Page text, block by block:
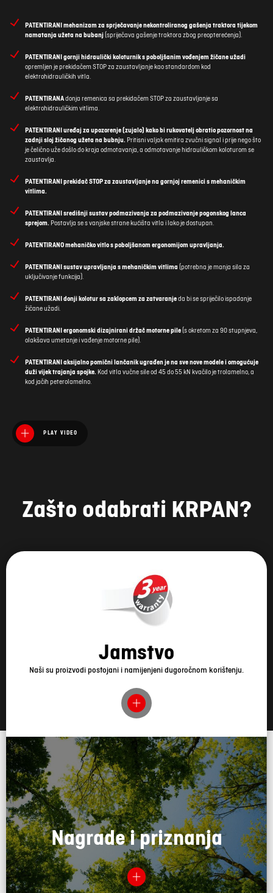
PATENTIRANI mehanizam za sprječavanje nekontroliranog gašenja traktora tijekom
namatanja užeta na bubanj(spriječava gašenje traktora zbog preopterećenja).
PATENTIRANI gornji hidraulički koloturnik s poboljšanim vođenjem žičane užadi
opremljen je prekidačem STOP za zaustavljanje kao standardom kod
elektrohidrauličkih vitla.
PATENTIRANAdonja remenica sa prekidačem STOP za zaustavljanje sa
elektrohidrauličkim vitlima.
PATENTIRANI uređaj za upozorenje (zujalo) kako bi rukovatelj obratio pozornost na
zadnji sloj žičanog užeta na bubnju. Pritisni valjak emitira zvučni signal i prije nego što
je čelično uže došlo do kraja odmotavanja, a odmotavanje hidrauličkom koloturom se
zaustavlja.
PATENTIRANI prekidač STOP za zaustavljanje na gornjoj remenici s mehaničkim
vitlima.
PATENTIRANI središnji sustav podmazivanja za podmazivanje pogonskog lanca
sprejom. Postavlja se s vanjske strane kućišta vitla i lako je dostupan.
PATENTIRANO mehaničko vitlo s poboljšanom ergonomijom upravljanja.
PATENTIRANI sustav upravljanja s mehaničkim vitlima (potrebna je manja sila za
uključivanje funkcija).
PATENTIRANI donji kolotur sa zaklopcem za zatvaranjeda bi se spriječilo ispadanje
žičane užadi.
PATENTIRANI ergonomski dizajnirani držač motorne pile(s okretom za 90 stupnjeva,
olakšava umetanje i vađenje motorne pile).
PATENTIRANI aksijalno pomični lančanik ugrađen je na sve nove modele i omogućuje
duži vijek trajanja spojke. Kod vitla vučne sile od 45 do 55 kN kvačilo je trolamelno, a
kod jačih peterolamelno.
PLAY VIDEO
Zašto odabrati KRPAN?
Jamstvo
Naši su proizvodi postojani i namijenjeni dugoročnom korištenju.
Nagrade i priznanja